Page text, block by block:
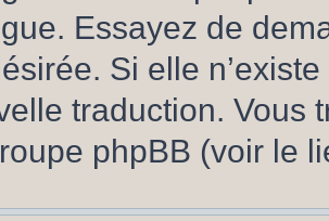
Essayez de
Si elle
traduction. Vous
phpBB (voir le